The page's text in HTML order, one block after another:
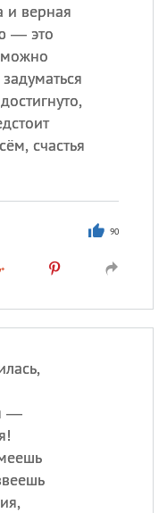
и верная
— это
можно
счастья
90
—